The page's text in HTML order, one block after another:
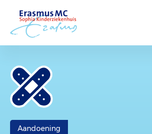
Aandoening